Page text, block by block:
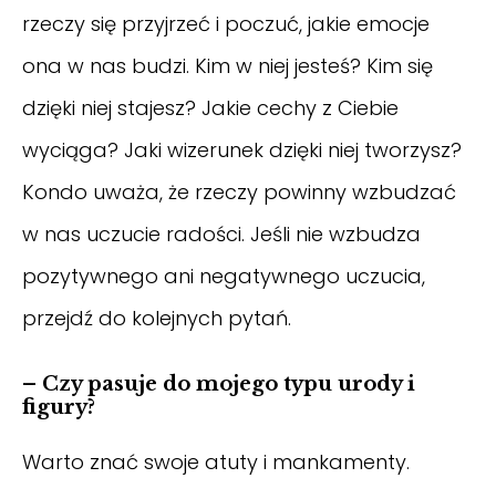
rzeczy się przyjrzeć i poczuć, jakie emocje
ona w nas budzi. Kim w niej jesteś? Kim się
dzięki niej stajesz? Jakie cechy z Ciebie
wyciąga? Jaki wizerunek dzięki niej tworzysz?
Kondo uważa, że rzeczy powinny wzbudzać
w nas uczucie radości. Jeśli nie wzbudza
pozytywnego ani negatywnego uczucia,
przejdź do kolejnych pytań.
– Czy pasuje do mojego typu urody i
figury?
Warto znać swoje atuty i mankamenty.